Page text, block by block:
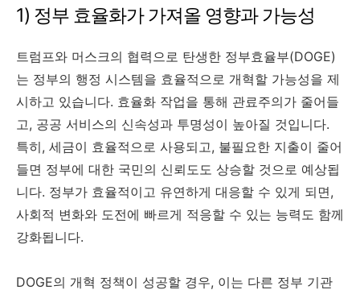
1) 정부 효율화가 가져올 영향과 가능성
트럼프와 머스크의 협력으로 탄생한 정부효율부(DOGE)
는 정부의 행정 시스템을 효율적으로 개혁할 가능성을 제
시하고 있습니다. 효율화 작업을 통해 관료주의가 줄어들
고, 공공 서비스의 신속성과 투명성이 높아질 것입니다.
특히, 세금이 효율적으로 사용되고, 불필요한 지출이 줄어
들면 정부에 대한 국민의 신뢰도도 상승할 것으로 예상됩
니다. 정부가 효율적이고 유연하게 대응할 수 있게 되면,
사회적 변화와 도전에 빠르게 적응할 수 있는 능력도 함께
강화됩니다.
DOGE의 개혁 정책이 성공할 경우, 이는 다른 정부 기관